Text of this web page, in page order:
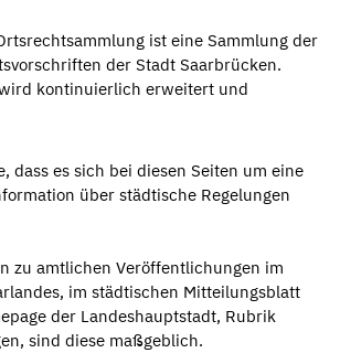
ist eine Sammlung der
der Stadt Saarbrücken.
kontinuierlich erweitert und
dass es sich bei diesen Seiten um eine
über städtische Regelungen
zu amtlichen Veröffentlichungen im
im städtischen Mitteilungsblatt
der Landeshauptstadt, Rubrik
sind diese maßgeblich.